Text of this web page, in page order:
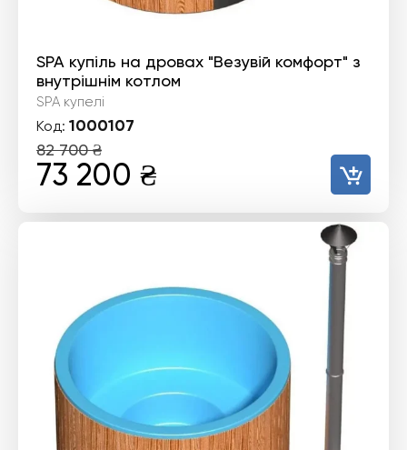
SPA купіль на дровах "Везувій комфорт" з
внутрішнім котлом
SPA купелі
Код: 1000107
82 700₴
Оригінальна
ціна:
73 200 ₴
ціна: